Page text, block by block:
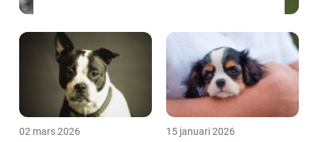
02 mars 2026 15 januari 2026